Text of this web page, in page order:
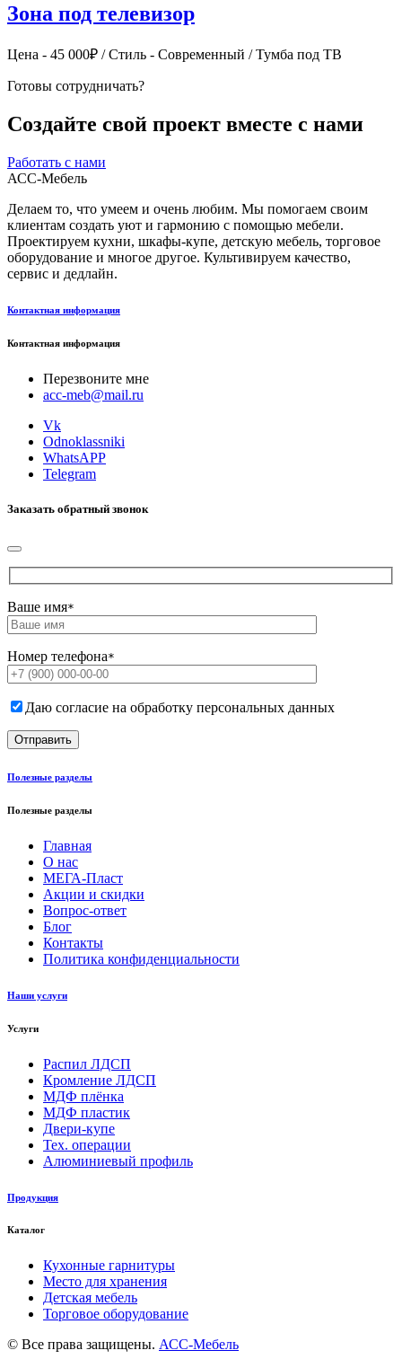
Зона под телевизор
Цена - 45 000₽ / Стиль - Современный / Тумба под ТВ
Готовы сотрудничать?
Создайте свой проект вместе с нами
Работать с нами
АСС-Мебель
Делаем то, что умеем и очень любим. Мы помогаем своим
клиентам создать уют и гармонию с помощью мебели.
Проектируем кухни, шкафы-купе, детскую мебель, торговое
оборудование и многое другое. Культивируем качество,
сервис и дедлайн.
Контактная информация
Контактная информация
Перезвоните мне
acc-meb@mail.ru
Vk
Odnoklassniki
WhatsAPP
Telegram
Заказать обратный звонок
Ваше имя*
Номер телефона*
Даю согласие на обработку персональных данных
Полезные разделы
Полезные разделы
Главная
О нас
МЕГА-Пласт
Акции и скидки
Вопрос-ответ
Блог
Контакты
Политика конфиденциальности
Наши услуги
Услуги
Распил ЛДСП
Кромление ЛДСП
МДФ плёнка
МДФ пластик
Двери-купе
Тех. операции
Алюминиевый профиль
Продукция
Каталог
Кухонные гарнитуры
Место для хранения
Детская мебель
Торговое оборудование
© Все права защищены. АСС-Мебель